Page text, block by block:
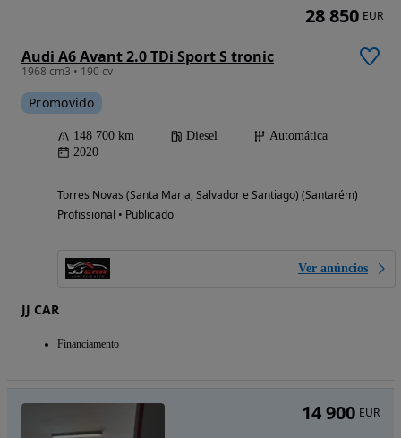
Audi A6 Avant 2.0 TDi Sport S tronic
1968 cm3 • 190 cv
Promovido
148 700 km Diesel
Automática
2020
Torres Novas (Santa Maria, Salvador e Santiago) (Santarém)
Profissional • Publicado
Ver anúncios
JJ CAR
Financiamento
28 850 EUR
14 900 EUR